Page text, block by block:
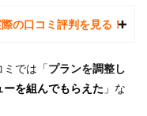
の口コミ評判を見る！
ミでは「プランを調整し
を組んでもらえた 」 な